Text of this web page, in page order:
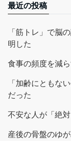
最近の投稿
「筋トレ」で脳
明した
食事の頻度を減
「加齢にともな
だった
不安な人が「絶
産後の骨盤のゆ